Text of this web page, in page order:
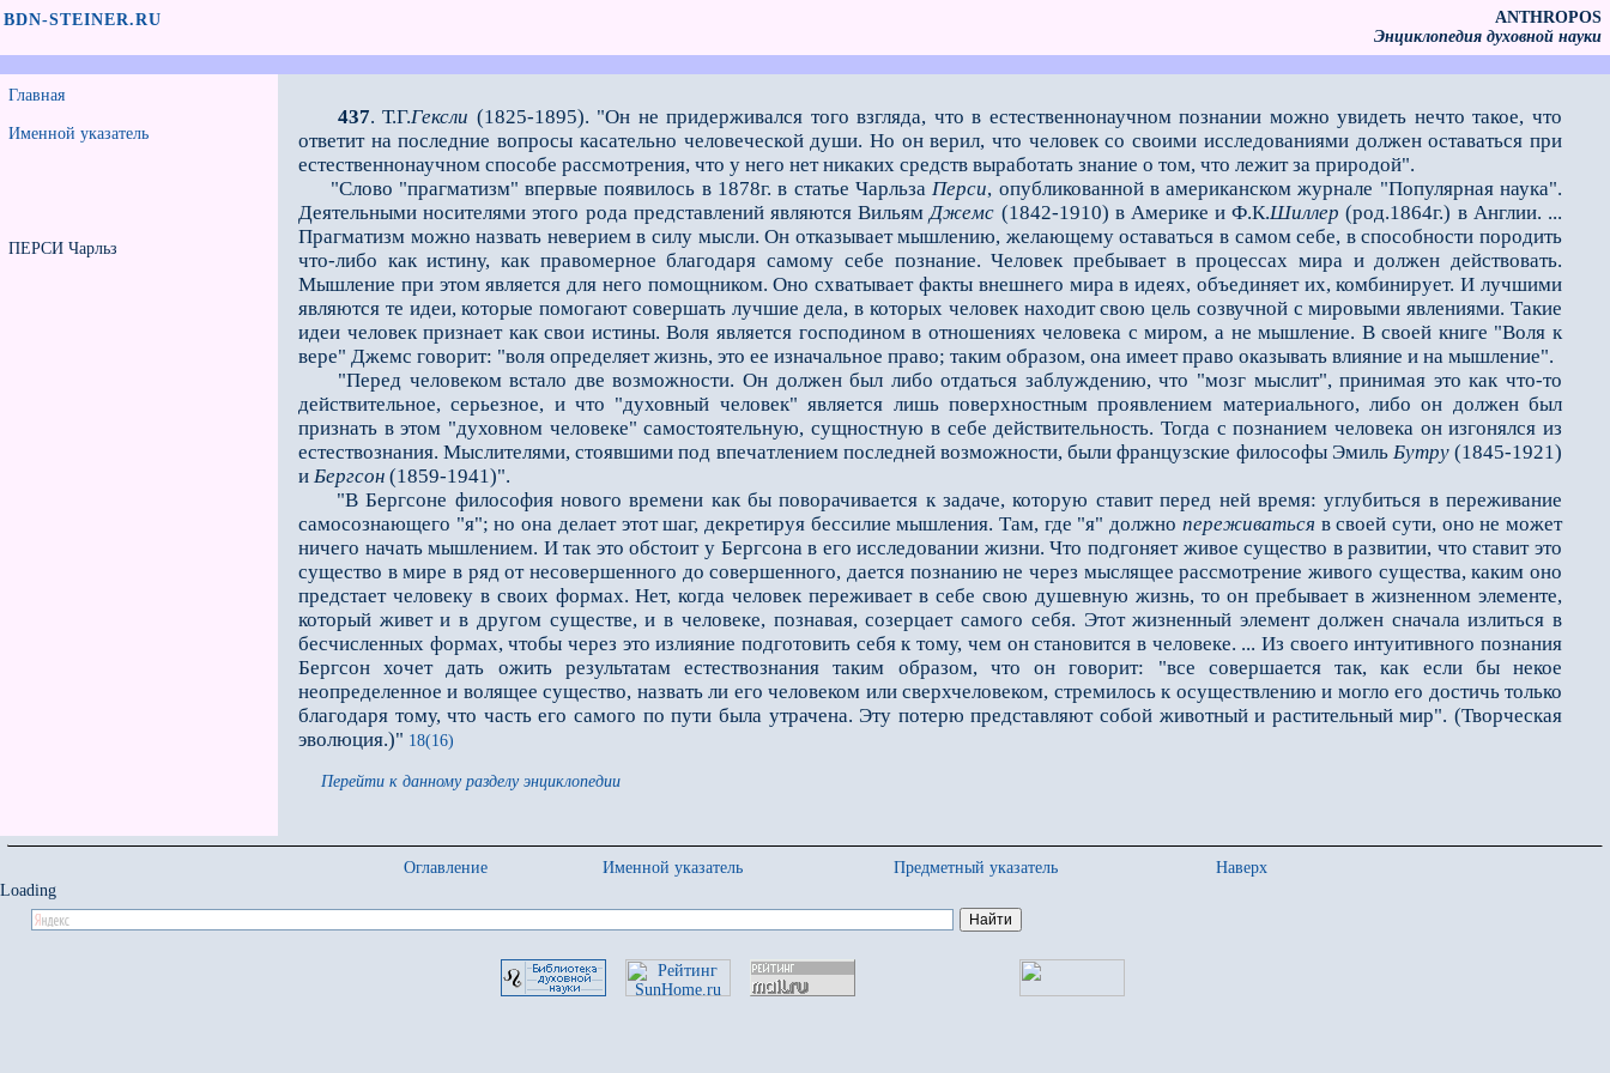
BDN-STEINER.RU
ANTHROPOS
Энциклопедия духовной науки
Главная
Именной указатель
ПЕРСИ Чарльз
437. Т.Г.Гексли (1825-1895). "Он не придерживался того взгляда, что в естественнонаучном познании можно увидеть нечто такое, что
ответит на последние вопросы касательно человеческой души. Но он верил, что человек со своими исследованиями должен оставаться при
естественнонаучном способе рассмотрения, что у него нет никаких средств выработать знание о том, что лежит за природой".
"Слово "прагматизм" впервые появилось в 1878г. в статье ЧарльзаПерси, опубликованной в американском журнале "Популярная наука".
Деятельными носителями этого рода представлений являются ВильямДжемс (1842-1910) в Америке и Ф.К.Шиллер (род.1864г.) в Англии. ...
Прагматизм можно назвать неверием в силу мысли. Он отказывает мышлению, желающему оставаться в самом себе, в способности породить
что-либо как истину, как правомерное благодаря самому себе познание. Человек пребывает в процессах мира и должен действовать.
Мышление при этом является для него помощником. Оно схватывает факты внешнего мира в идеях, объединяет их, комбинирует. И лучшими
являются те идеи, которые помогают совершать лучшие дела, в которых человек находит свою цель созвучной с мировыми явлениями. Такие
идеи человек признает как свои истины. Воля является господином в отношениях человека с миром, а не мышление. В своей книге "Воля к
вере" Джемс говорит: "воля определяет жизнь, это ее изначальное право; таким образом, она имеет право оказывать влияние и на мышление".
"Перед человеком встало две возможности. Он должен был либо отдаться заблуждению, что "мозг мыслит", принимая это как что-то
действительное, серьезное, и что "духовный человек" является лишь поверхностным проявлением материального, либо он должен был
признать в этом "духовном человеке" самостоятельную, сущностную в себе действительность. Тогда с познанием человека он изгонялся из
естествознания. Мыслителями, стоявшими под впечатлением последней возможности, были французские философы Эмиль Бутру(1845-1921)
и Бергсон (1859-1941)".
"В Бергсоне философия нового времени как бы поворачивается к задаче, которую ставит перед ней время: углубиться в переживание
самосознающего "я"; но она делает этот шаг, декретируя бессилие мышления. Там, где "я" должно переживаться в своей сути, оно не может
ничего начать мышлением. И так это обстоит у Бергсона в его исследовании жизни. Что подгоняет живое существо в развитии, что ставит это
существо в мире в ряд от несовершенного до совершенного, дается познанию не через мыслящее рассмотрение живого существа, каким оно
предстает человеку в своих формах. Нет, когда человек переживает в себе свою душевную жизнь, то он пребывает в жизненном элементе,
который живет и в другом существе, и в человеке, познавая, созерцает самого себя. Этот жизненный элемент должен сначала излиться в
бесчисленных формах, чтобы через это излияние подготовить себя к тому, чем он становится в человеке. ... Из своего интуитивного познания
Бергсон хочет дать ожить результатам естествознания таким образом, что он говорит: "все совершается так, как если бы некое
неопределенное и волящее существо, назвать ли его человеком или сверхчеловеком, стремилось к осуществлению и могло его достичь только
благодаря тому, что часть его самого по пути была утрачена. Эту потерю представляют собой животный и растительный мир". (Творческая
эволюция.)" 18(16)
Перейти к данному разделу энциклопедии
Оглавление Именной указатель Предметный указатель
Наверх
Loading